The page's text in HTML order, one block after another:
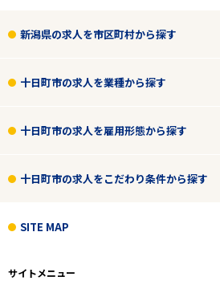
新潟県の求人を市区町村から探す
十日町市の求人を業種から探す
十日町市の求人を雇用形態から探す
十日町市の求人をこだわり条件から探す
SITE MAP
サイトメニュー